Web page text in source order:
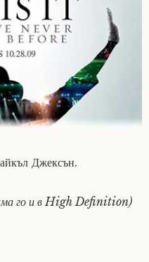
Джексън.
го и в High Definition)